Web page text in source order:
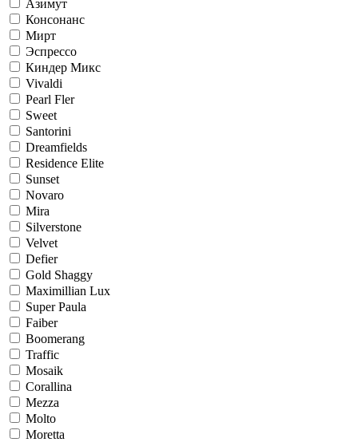
Азимут
Консонанс
Мирт
Эспрессо
Киндер Микс
Vivaldi
Pearl Fler
Sweet
Santorini
Dreamfields
Residence Elite
Sunset
Novaro
Mira
Silverstone
Velvet
Defier
Gold Shaggy
Maximillian Lux
Super Paula
Faiber
Boomerang
Traffic
Mosaik
Corallina
Mezza
Molto
Moretta